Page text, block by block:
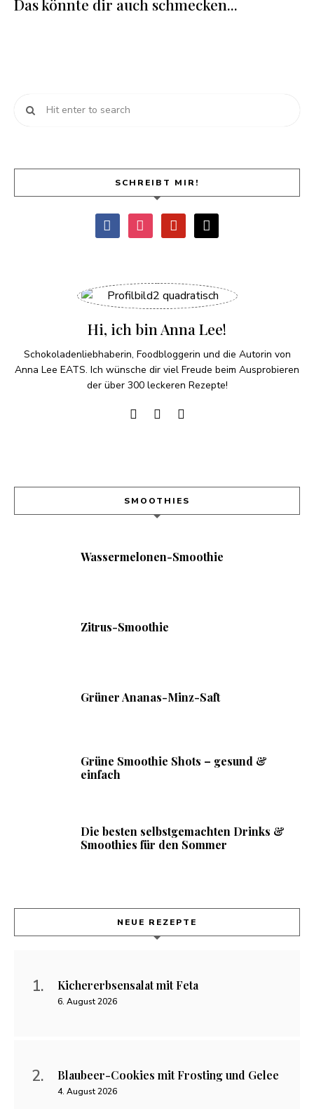
Das könnte dir auch schmecken...
SCHREIBT MIR!
Hi, ich bin Anna Lee!
Schokoladenliebhaberin, Foodbloggerin und die Autorin von
Anna Lee EATS. Ich wünsche dir viel Freude beim Ausprobieren
der über 300 leckeren Rezepte!
SMOOTHIES
Wassermelonen-Smoothie
Zitrus-Smoothie
Grüner Ananas-Minz-Saft
Grüne Smoothie Shots – gesund &
einfach
Die besten selbstgemachten Drinks &
Smoothies für den Sommer
NEUE REZEPTE
Kichererbsensalat mit Feta
6. August 2026
Blaubeer-Cookies mit Frosting und Gelee
4. August 2026